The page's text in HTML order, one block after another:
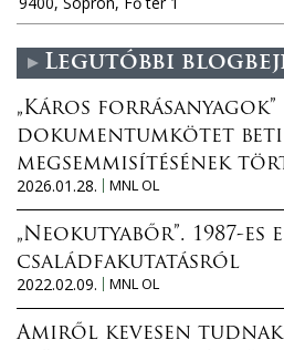
Legutóbbi
„Káros forrásanyagok”
dokumentumkötet
megsemmisítésének
2026.01.28.
MNL OL
„Neokutyabőr”. 1987-
családfakutatásról
2022.02.09.
MNL OL
Amiről kevesen tudnak: